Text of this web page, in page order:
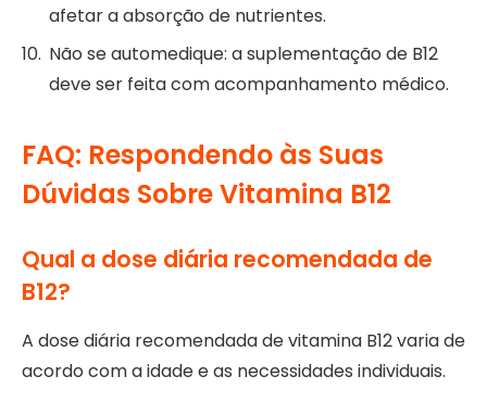
afetar a absorção de nutrientes.
Não se automedique: a suplementação de B12
deve ser feita com acompanhamento médico.
FAQ: Respondendo às Suas
Dúvidas Sobre Vitamina B12
Qual a dose diária recomendada de
B12?
A dose diária recomendada de vitamina B12 varia de
acordo com a idade e as necessidades individuais.